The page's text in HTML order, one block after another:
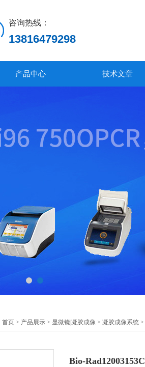
咨询热线：
13816479298
产品中心 技术文章
首页 > 产品展示 > 显微镜|凝胶成像 > 凝胶成像系统 >
Bio-